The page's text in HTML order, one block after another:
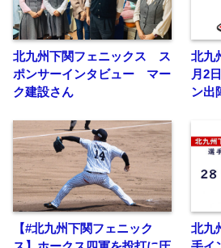
北九州下関フェニックス ス
ポンサーインタビュー マー
ク建設さん
北九
月2
ン出
【#北九州下関フェニック
北九